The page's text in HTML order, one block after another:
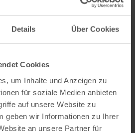
Details Über Cookies
Cookies
um Inhalte und Anzeigen zu
für soziale Medien anbieten
auf unsere Website zu
geben wir Informationen zu Ihrer
an unsere Partner für
ROUTE PLANEN
auch